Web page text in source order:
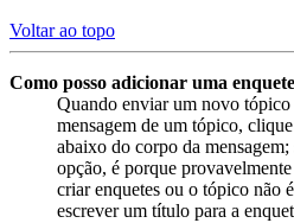
Voltar ao topo
Como posso adicionar uma
Quando enviar um novo
mensagem de um tópico,
abaixo do corpo da
opção, é porque
criar enquetes ou o tópico não
escrever um título para a